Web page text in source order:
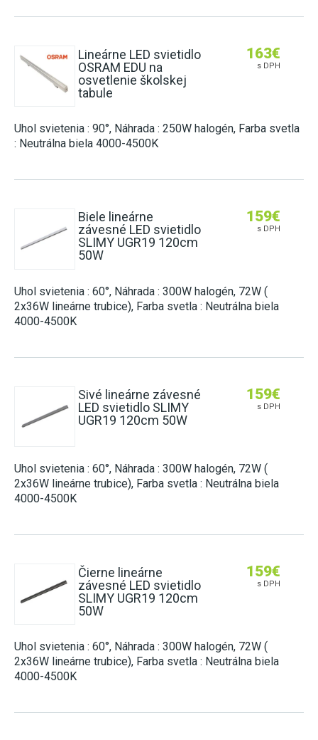
Lineárne LED svietidlo
OSRAM EDU na
osvetlenie školskej
tabule
163€
s DPH
Uhol svietenia : 90°, Náhrada : 250W halogén, Farba svetla
: Neutrálna biela 4000-4500K
Biele lineárne
závesné LED svietidlo
SLIMY UGR19 120cm
50W
159€
s DPH
Uhol svietenia : 60°, Náhrada : 300W halogén, 72W (
2x36W lineárne trubice), Farba svetla : Neutrálna biela
4000-4500K
Sivé lineárne závesné
LED svietidlo SLIMY
UGR19 120cm 50W
159€
s DPH
Uhol svietenia : 60°, Náhrada : 300W halogén, 72W (
2x36W lineárne trubice), Farba svetla : Neutrálna biela
4000-4500K
Čierne lineárne
závesné LED svietidlo
SLIMY UGR19 120cm
50W
159€
s DPH
Uhol svietenia : 60°, Náhrada : 300W halogén, 72W (
2x36W lineárne trubice), Farba svetla : Neutrálna biela
4000-4500K